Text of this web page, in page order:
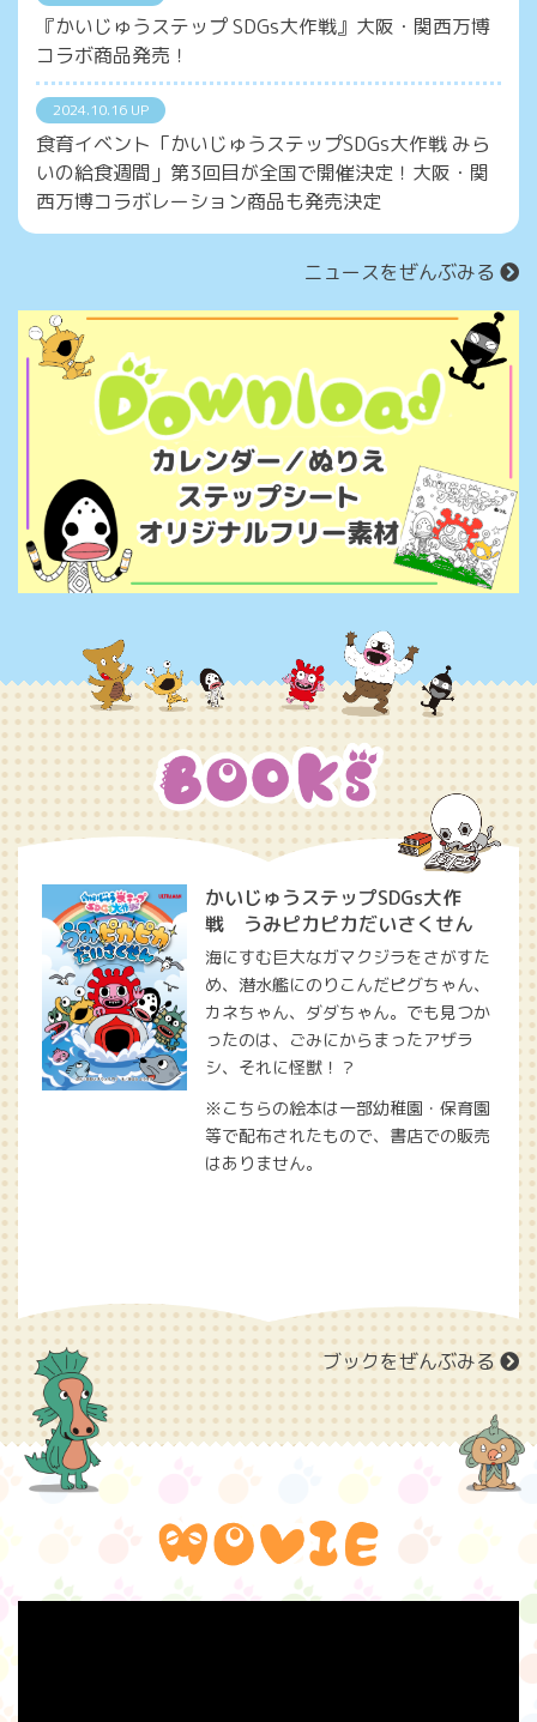
『かいじゅうステップ SDGs大作戦』大阪・関西万博
コラボ商品発売！
2024.10.16 UP
食育イベント「かいじゅうステップSDGs大作戦 みら
いの給食週間」第3回目が全国で開催決定！大阪・関
西万博コラボレーション商品も発売決定
ニュースをぜんぶみる
かいじゅうステップSDGs大作
戦 うみピカピカだいさくせん
海にすむ巨大なガマクジラをさがすた
め、潜水艦にのりこんだピグちゃん、
カネちゃん、ダダちゃん。でも見つか
ったのは、ごみにからまったアザラ
シ、それに怪獣！？
※こちらの絵本は一部幼稚園・保育園
等で配布されたもので、書店での販売
はありません。
ブックをぜんぶみる